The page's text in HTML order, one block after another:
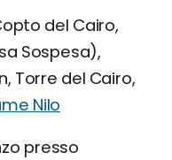
del Cairo,
Sospesa),
Torre del Cairo,
Nilo
presso